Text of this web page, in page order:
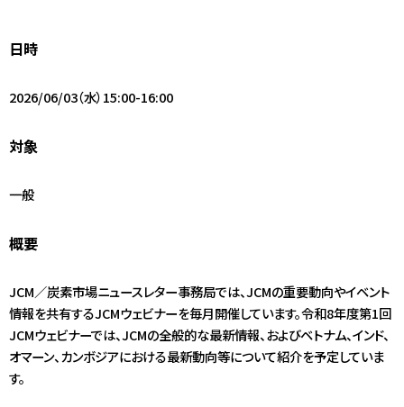
日時
2026/06/03（水）15:00-16:00
対象
一般
概要
JCM／炭素市場ニュースレター事務局では、JCMの重要動向やイベント
情報を共有するJCMウェビナーを毎月開催しています。令和8年度第1回
JCMウェビナーでは、JCMの全般的な最新情報、およびベトナム、インド、
オマーン、カンボジアにおける最新動向等について紹介を予定していま
す。